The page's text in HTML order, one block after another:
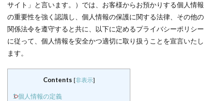
サイト」と言います。）では、お客様からお預かりする個人情報
の重要性を強く認識し、個人情報の保護に関する法律、その他の
関係法令を遵守すると共に、以下に定めるプライバシーポリシー
に従って、個人情報を安全かつ適切に取り扱うことを宣言いたし
ます。
Contents [非表示]
1個人情報の定義